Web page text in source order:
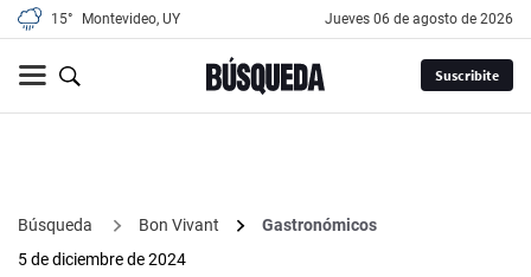
15° Montevideo, UY jueves 06 de agosto de 2026
Suscribite
Búsqueda Bon Vivant
Gastronómicos
5 de diciembre de 2024